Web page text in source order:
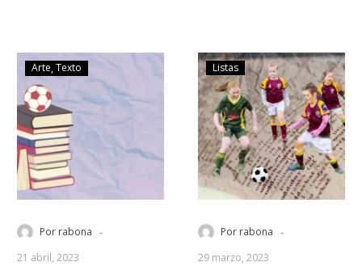
Arte Texto
Por rabona -
21 abril, 2023
Listas
Por rabona -
29 marzo, 2023